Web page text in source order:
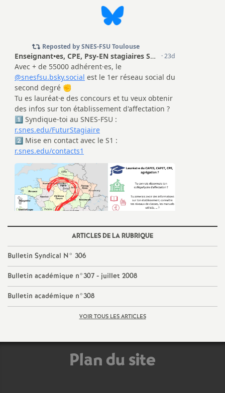
l
d
e
E
n
s
e
i
g
e
ARTICLES DE LA RUBRIQUE
Bulletin Syndical N° 306
Bulletin académique n°307 - juillet 2008
Bulletin académique n°308
VOIR TOUS LES ARTICLES
Plan du site